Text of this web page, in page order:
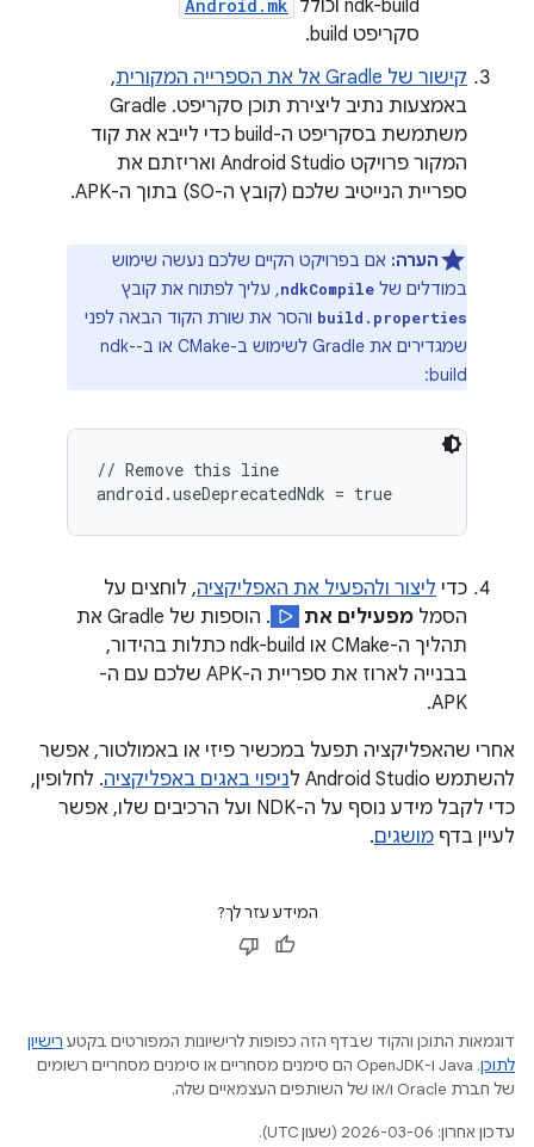
ndk-build וכולל Android.mk
סקריפט build.
קישור של Gradle אל את הספרייה המקורית
,
באמצעות נתיב ליצירת תוכן סקריפט. Gradle
משתמשת בסקריפט ה-build כדי לייבא את קוד
המקור פרויקט Android Studio ואריזתם את
ספריית הנייטיב שלכם (קובץ ה-SO) בתוך ה-APK.
הערה: אם בפרויקט הקיים שלכם נעשה שימוש
במודלים של ndkCompile, עליך לפתוח את קובץ
build.properties והסר את שורת הקוד הבאה לפני
שמגדירים את Gradle לשימוש ב-CMake או ב-ndk-
build:
// Remove this line
כדי ליצור ולהפעיל את האפליקציה, לוחצים על
הסמל מפעילים את
. הוספות של Gradle את
תהליך ה-CMake או ndk-build כתלות בהידור,
בבנייה לארוז את ספריית ה-APK שלכם עם ה-
APK.
אחרי שהאפליקציה תפעל במכשיר פיזי או באמולטור, אפשר
להשתמש Android Studio ל
ניפוי באגים באפליקציה. לחלופין,
כדי לקבל מידע נוסף על ה-NDK ועל הרכיבים שלו, אפשר
לעיין בדף מושגים.
המידע עזר לך?
דוגמאות התוכן והקוד שבדף הזה כפופות לרישיונות המפורטים בקטע רישיון
לתוכן
.‏ Java ו-OpenJDK הם סימנים מסחריים או סימנים מסחריים רשומים
של חברת Oracle ו/או של השותפים העצמאיים שלה.
עדכון אחרון: 2026-03-06 (שעון UTC).